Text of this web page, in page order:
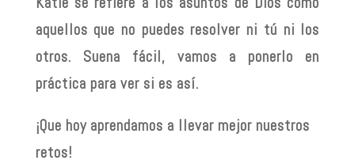
aquellos que no puedes resolver ni tú ni los
otros. Suena fácil, vamos a ponerlo en
práctica para ver si es así.
¡Que hoy aprendamos a llevar mejor nuestros
retos!